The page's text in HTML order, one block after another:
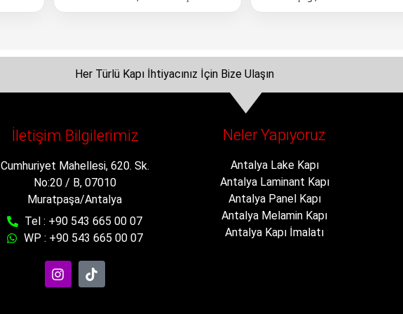
Her Türlü Kapı İhtiyacınız İçin Bize Ulaşın
İletişim Bilgilerimiz
Cumhuriyet Mahellesi, 620. Sk.
No:20 / B, 07010
Muratpaşa/Antalya
Tel : +90 543 665 00 07
WP : +90 543 665 00 07
Neler Yapıyoruz
Antalya Lake Kapı
Antalya Laminant Kapı
Antalya Panel Kapı
Antalya Melamin Kapı
Antalya Kapı İmalatı